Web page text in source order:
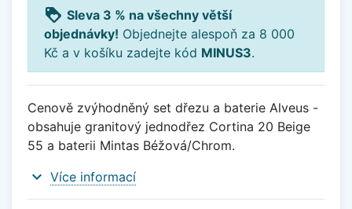
loyalty Sleva 3 % na všechny větší
objednávky! Objednejte alespoň za 8 000
Kč a v košíku zadejte kód MINUS3.
Cenově zvýhodněný set dřezu a baterie Alveus -
obsahuje granitový jednodřez Cortina 20 Beige
55 a baterii Mintas Béžová/Chrom.
expand_more Více informací